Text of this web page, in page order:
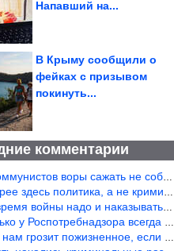
Напавший на...
В Крыму сообщили о
фейках с призывом
покинуть...
комментарии
воры сажать не собираются ???
политика, а не криминал. Хотя эти два понятия начин
войны надо и наказывать по законам военного времени, а
Роспотребнадзора всегда и все в порядке! Когда касается
грозит пожизненное, если только грозно посмотреть в их с